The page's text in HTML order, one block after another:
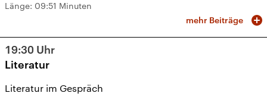
Länge: 09:51 Minuten
mehr Beiträge
19:30 Uhr
Literatur
Literatur im Gespräch